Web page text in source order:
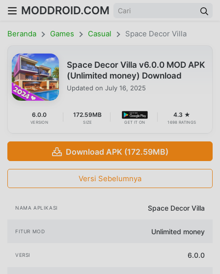
MODDROID.COM
Beranda Games Casual Space Decor Villa
Space Decor Villa v6.0.0 MOD APK
(Unlimited money) Download
Updated on July 16, 2025
6.0.0
VERSION
172.59MB
SIZE GET IT ON
4.3 ★
1698 RATINGS
Download APK (172.59MB)
Versi Sebelumnya
NAMA APLIKASI Space Decor Villa
FITUR MOD Unlimited money
VERSI 6.0.0